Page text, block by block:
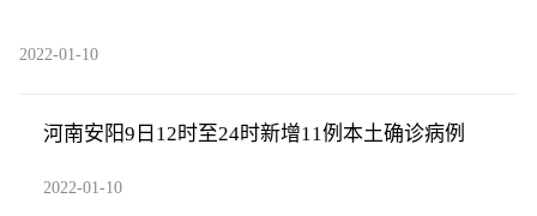
2022-01-10
河南安阳9日12时至24时新增11例本土确诊病例
2022-01-10